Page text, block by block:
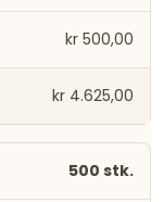
kr 500,00
kr 4.625,00
500 stk.